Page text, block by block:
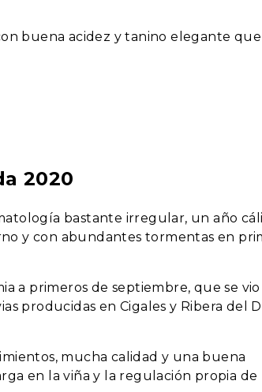
buena acidez y tanino elegante
2020
bastante irregular, un año
y con abundantes tormentas en
a primeros de septiembre, que se vio
producidas en Cigales y Ribera del
mucha calidad y una buena
en la viña y la regulación propia de